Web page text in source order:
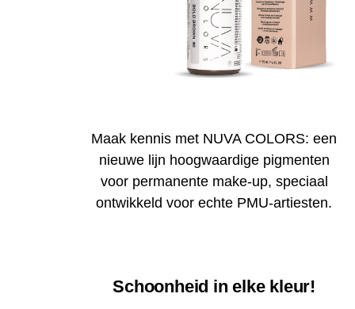
Maak kennis met NUVA COLORS: een
nieuwe lijn hoogwaardige pigmenten
voor permanente make-up, speciaal
ontwikkeld voor echte PMU-artiesten.
Schoonheid in elke kleur!